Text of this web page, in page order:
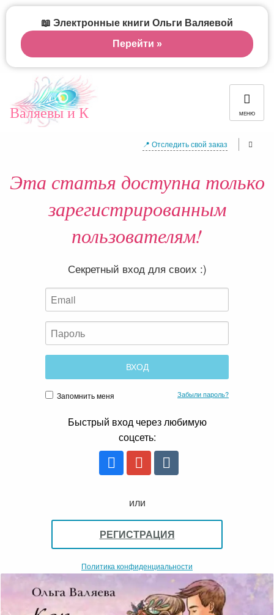
Валяевы и К МЕНЮ
📍 Отследить свой заказ
Эта статья доступна только
зарегистрированным
пользователям!
Секретный вход для своих :)
Запомнить меня Забыли пароль?
Быстрый вход через любимую
соцсеть:
или
РЕГИСТРАЦИЯ
Политика конфиденциальности
📖 Электронные книги Ольги Валяевой
Перейти »